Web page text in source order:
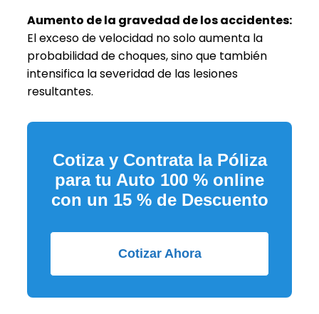
Aumento de la gravedad de los accidentes:
El exceso de velocidad no solo aumenta la
probabilidad de choques, sino que también
intensifica la severidad de las lesiones
resultantes.
Cotiza y Contrata la Póliza
para tu Auto 100 % online
con un 15 % de Descuento
Cotizar Ahora